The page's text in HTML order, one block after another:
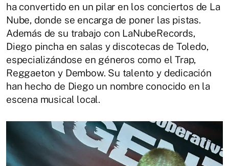
ha convertido en un pilar en los conciertos de La
Nube, donde se encarga de poner las pistas.
Además de su trabajo con LaNubeRecords,
Diego pincha en salas y discotecas de Toledo,
especializándose en géneros como el Trap,
Reggaeton y Dembow. Su talento y dedicación
han hecho de Diego un nombre conocido en la
escena musical local.